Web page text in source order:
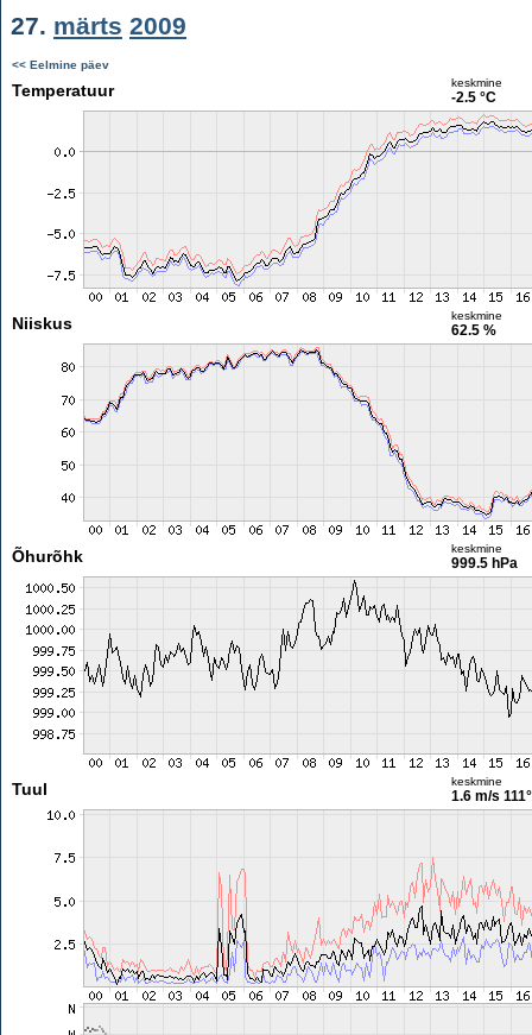
27. märts 2009
<< Eelmine päev
Temperatuur keskmine
-2.5 °C
Niiskus keskmine
62.5 %
Õhurõhk keskmine
999.5 hPa
Tuul keskmine
1.6 m/s 111°